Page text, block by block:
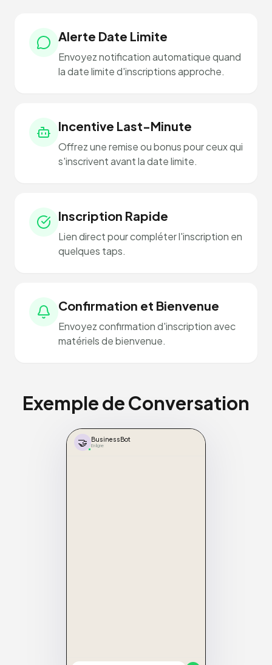
Alerte Date Limite
Envoyez notification automatique quand
la date limite d'inscriptions approche.
Incentive Last-Minute
Offrez une remise ou bonus pour ceux qui
s'inscrivent avant la date limite.
Inscription Rapide
Lien direct pour compléter l'inscription en
quelques taps.
Confirmation et Bienvenue
Envoyez confirmation d'inscription avec
matériels de bienvenue.
Exemple de Conversation
🤝 BusinessBot
En ligne